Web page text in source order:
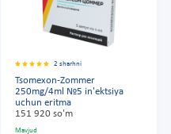
2 sharhni
Tsomexon-Zommer
250mg/4ml №5 in'ektsiya
uchun eritma
151 920 so'm
Mavjud